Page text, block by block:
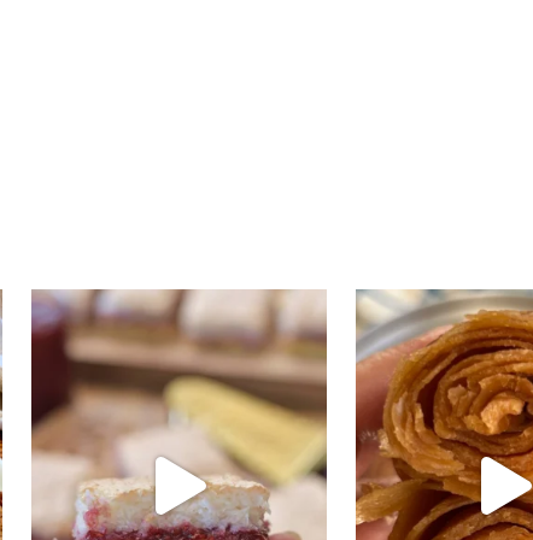
ריבה וקוקוס
צמים מחר וגם אם לא- תכינו אותה!! קערה וכ